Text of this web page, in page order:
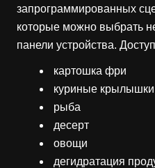
запрограммированных
которые можно выбрать
панели устройства.
картошка фри
куриные крылышки
рыба
десерт
овощи
дегидратация